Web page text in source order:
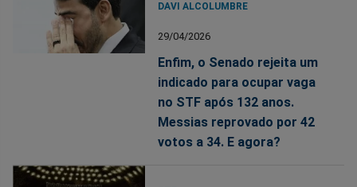
DAVI ALCOLUMBRE
29/04/2026
Enfim, o Senado rejeita um
indicado para ocupar vaga
no STF após 132 anos.
Messias reprovado por 42
votos a 34. E agora?